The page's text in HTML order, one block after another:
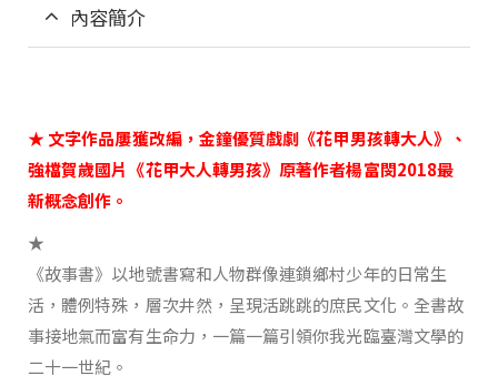
內容簡介
★ 文字作品屢獲改編，金鐘優質戲劇《花甲男孩轉大人》、
強檔賀歲國片《花甲大人轉男孩》原著作者楊富閔2018最
新概念創作。
★
《故事書》以地號書寫和人物群像連鎖鄉村少年的日常生
活，體例特殊，層次井然，呈現活跳跳的庶民文化。全書故
事接地氣而富有生命力，一篇一篇引領你我光臨臺灣文學的
二十一世紀。